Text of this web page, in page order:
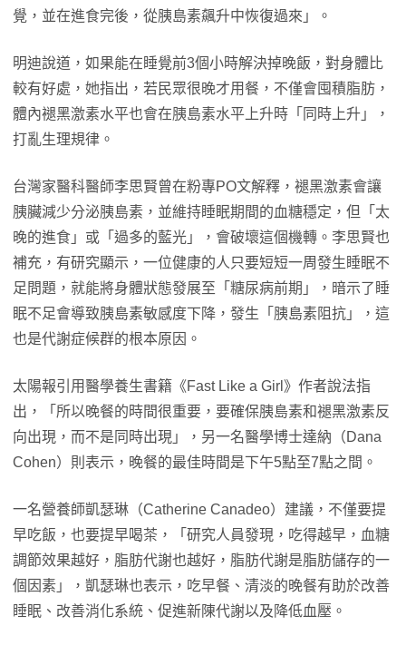
覺，並在進食完後，從胰島素飆升中恢復過來」。
明迪說道，如果能在睡覺前3個小時解決掉晚飯，對身體比
較有好處，她指出，若民眾很晚才用餐，不僅會囤積脂肪，
體內褪黑激素水平也會在胰島素水平上升時「同時上升」，
打亂生理規律。
台灣家醫科醫師李思賢曾在粉專PO文解釋，褪黑激素會讓
胰臟減少分泌胰島素，並維持睡眠期間的血糖穩定，但「太
晚的進食」或「過多的藍光」，會破壞這個機轉。李思賢也
補充，有研究顯示，一位健康的人只要短短一周發生睡眠不
足問題，就能將身體狀態發展至「糖尿病前期」，暗示了睡
眠不足會導致胰島素敏感度下降，發生「胰島素阻抗」，這
也是代謝症候群的根本原因。
太陽報引用醫學養生書籍《Fast Like a Girl》作者說法指
出，「所以晚餐的時間很重要，要確保胰島素和褪黑激素反
向出現，而不是同時出現」，另一名醫學博士達納（Dana
Cohen）則表示，晚餐的最佳時間是下午5點至7點之間。
一名營養師凱瑟琳（Catherine Canadeo）建議，不僅要提
早吃飯，也要提早喝茶，「研究人員發現，吃得越早，血糖
調節效果越好，脂肪代謝也越好，脂肪代謝是脂肪儲存的一
個因素」，凱瑟琳也表示，吃早餐、清淡的晚餐有助於改善
睡眠、改善消化系統、促進新陳代謝以及降低血壓。